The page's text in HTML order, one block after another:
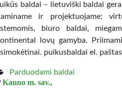
baldai – lietuviški baldai
ir projektuojame:
biuro baldai,
lovų gamyba.
puikusbaldai el.
Parduodami baldai
Kauno m. sav.,